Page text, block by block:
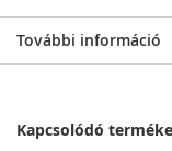
További információ
Kapcsolódó